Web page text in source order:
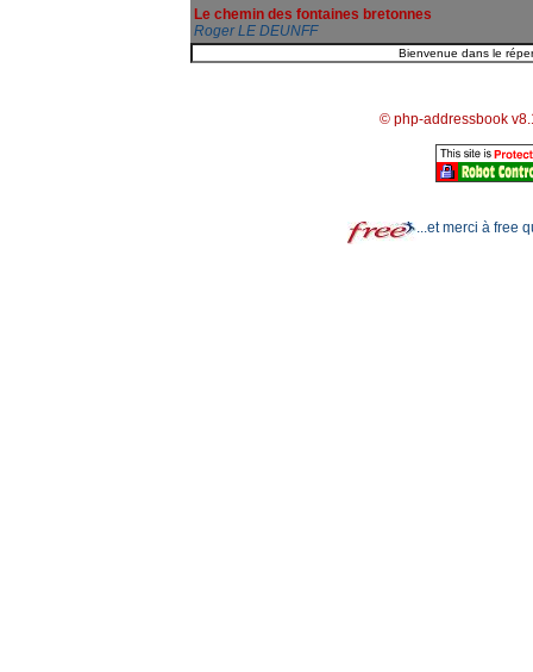
Le chemin des fontaines bretonnes
Roger LE DEUNFF
© php-addressbook
...et merci à free